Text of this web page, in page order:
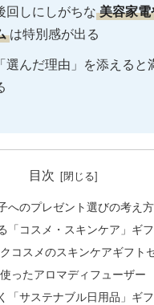
回しにしがちな美容家
は特別感が出る
選んだ理由」を添えると
目次
へのプレゼント選びの考え方
「コスメ・スキンケア」ギ
コスメのスキンケアギフト
ったアロマディフューザー
「サステナブル日用品」ギ